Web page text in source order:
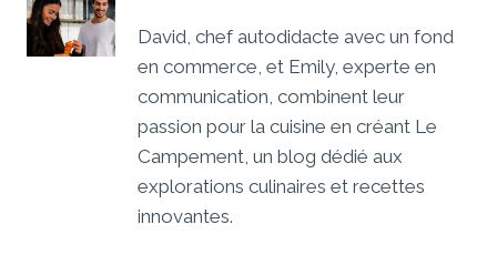
David, chef autodidacte avec un fond
en commerce, et Emily, experte en
communication, combinent leur
passion pour la cuisine en créant Le
Campement, un blog dédié aux
explorations culinaires et recettes
innovantes.